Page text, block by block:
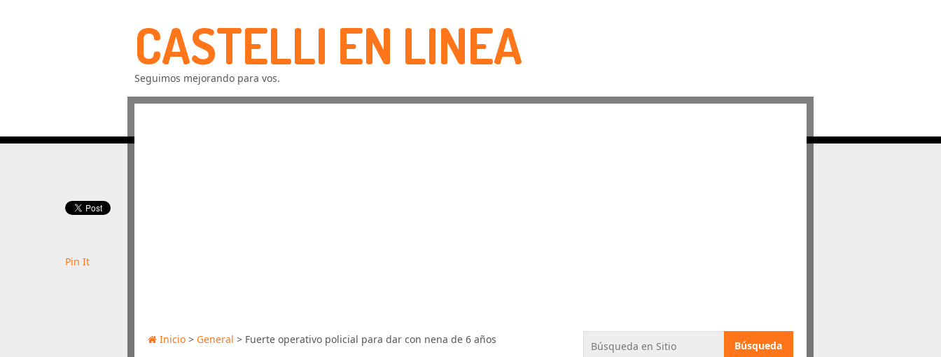
CASTELLI EN LINEA
Seguimos mejorando para vos.
Inicio > General > Fuerte operativo policial para dar con nena de 6 años
Pin It